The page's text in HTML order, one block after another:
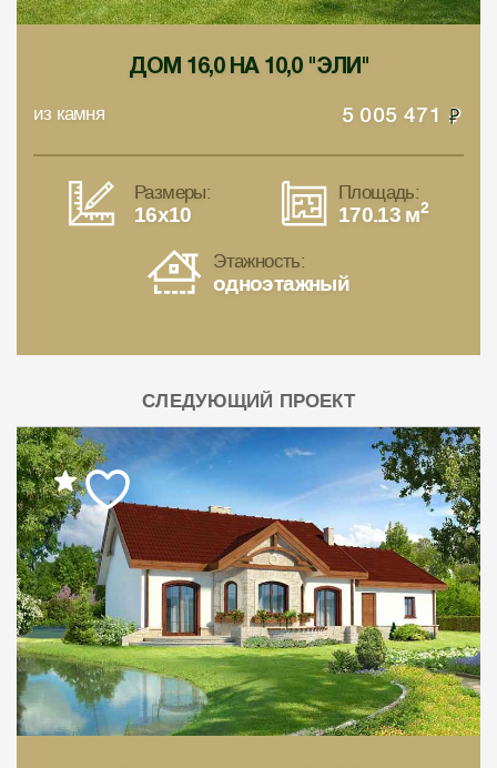
ДОМ 16,0 НА 10,0 "ЭЛИ"
из камня 5 005 471
Размеры:
16x10
Площадь:
170.13 м2
Этажность:
одноэтажный
СЛЕДУЮЩИЙ ПРОЕКТ